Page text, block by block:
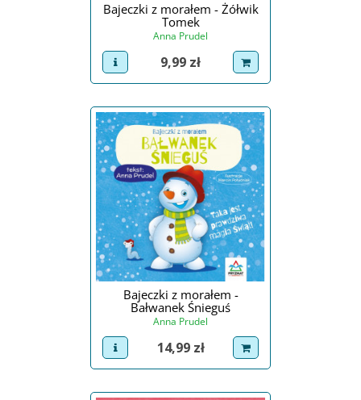
Bajeczki z morałem - Żółwik
Tomek
Anna Prudel
view product
Cena
9,99 zł dodaj do koszyka
Bajeczki z morałem -
Bałwanek Śnieguś
Anna Prudel
view product
Cena
14,99 zł dodaj do koszyka